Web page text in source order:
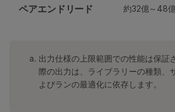
ペアエンドリード 約32億～48
出力仕様の上限範囲での性能は保証
際の出力は、ライブラリーの種類、
よびランの最適化に依存します。